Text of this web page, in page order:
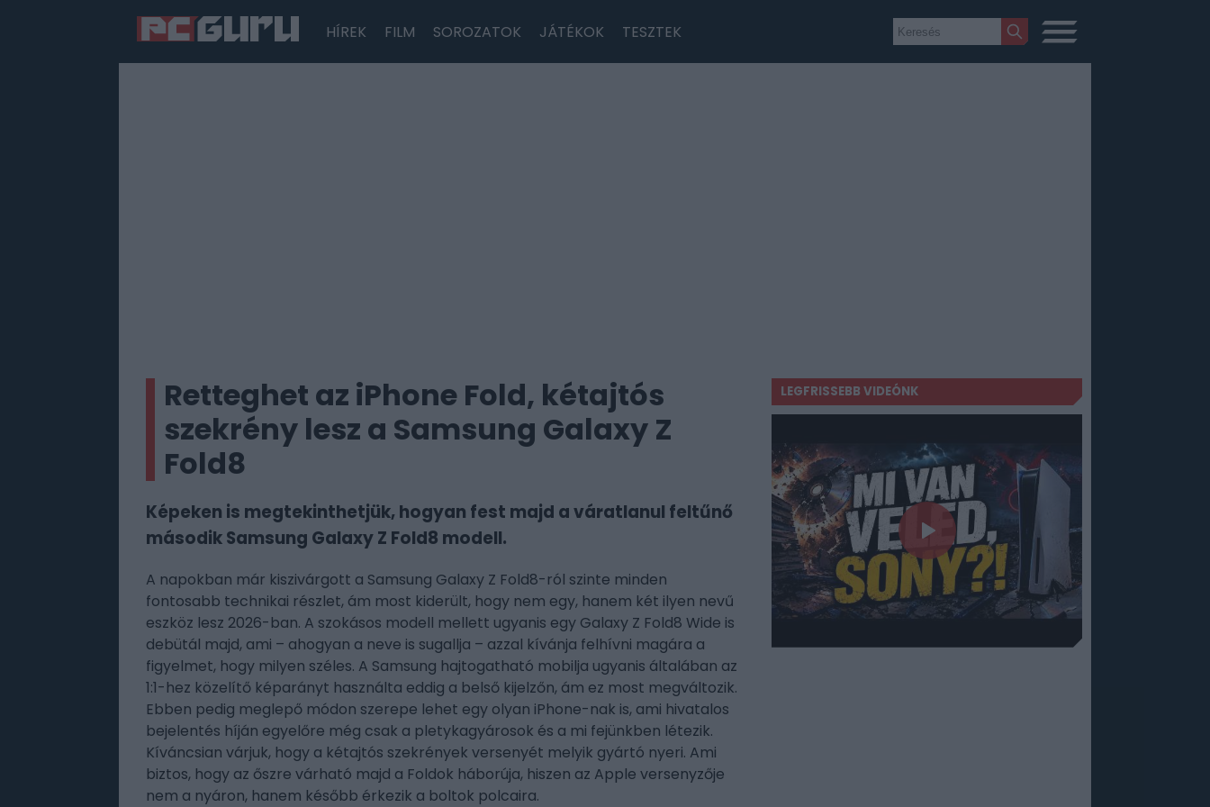
HÍREK FILM SOROZATOK JÁTÉKOK TESZTEK
Retteghet az iPhone Fold, kétajtós
szekrény lesz a Samsung Galaxy Z
Fold8
Képeken is megtekinthetjük, hogyan fest majd a váratlanul feltűnő
második Samsung Galaxy Z Fold8 modell.
A napokban már kiszivárgott a Samsung Galaxy Z Fold8-ról szinte minden
fontosabb technikai részlet, ám most kiderült, hogy nem egy, hanem két ilyen nevű
eszköz lesz 2026-ban. A szokásos modell mellett ugyanis egy Galaxy Z Fold8 Wide is
debütál majd, ami – ahogyan a neve is sugallja – azzal kívánja felhívni magára a
figyelmet, hogy milyen széles. A Samsung hajtogatható mobilja ugyanis általában az
1:1-hez közelítő képarányt használta eddig a belső kijelzőn, ám ez most megváltozik.
Ebben pedig meglepő módon szerepe lehet egy olyan iPhone-nak is, ami hivatalos
bejelentés híján egyelőre még csak a pletykagyárosok és a mi fejünkben létezik.
Kíváncsian várjuk, hogy a kétajtós szekrények versenyét melyik gyártó nyeri. Ami
biztos, hogy az őszre várható majd a Foldok háborúja, hiszen az Apple versenyzője
nem a nyáron, hanem később érkezik a boltok polcaira.
LEGFRISSEBB VIDEÓNK